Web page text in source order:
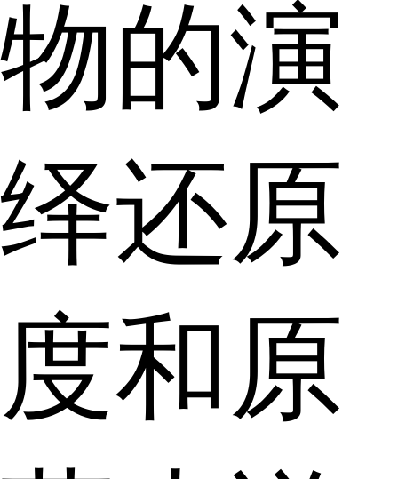
物的演
绎还原
度和原